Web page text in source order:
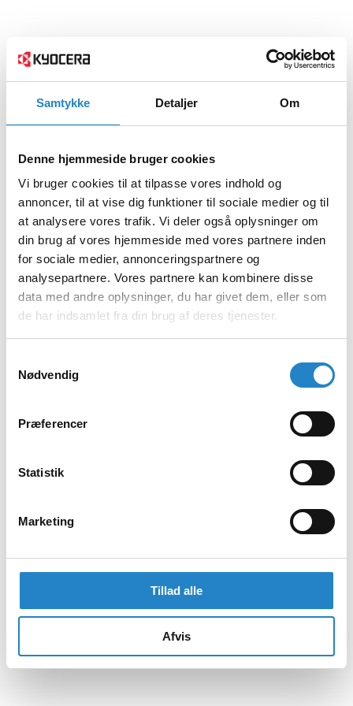
Samtykke Detaljer Om
Denne hjemmeside bruger cookies
Vi bruger cookies til at tilpasse vores indhold og
annoncer, til at vise dig funktioner til sociale medier og til
at analysere vores trafik. Vi deler også oplysninger om
din brug af vores hjemmeside med vores partnere inden
for sociale medier, annonceringspartnere og
analysepartnere. Vores partnere kan kombinere disse
data med andre oplysninger, du har givet dem, eller som
de har indsamlet fra din brug af deres tjenester.
Nødvendig
Præferencer
Statistik
Marketing
Tillad alle
Afvis